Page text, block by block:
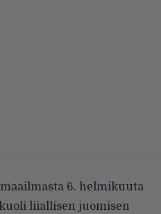
6. helmikuuta
liiallisen juomisen